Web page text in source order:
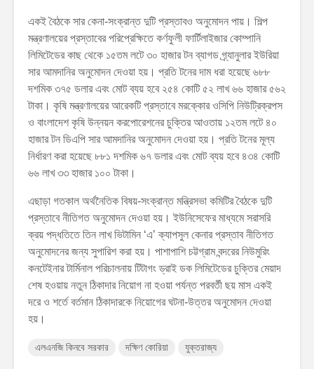
একই বৈঠকে সার কেনা-সংক্রান্ত দুটি প্রস্তাবও অনুমোদন পায়। শিল্প
মন্ত্রণালয়ের প্রস্তাবের পরিপ্রেক্ষিতে কর্ণফুলী ফার্টিলাইজার কোম্পানি
লিমিটেডের কাছ থেকে ১৫তম লটে ৩০ হাজার টন ব্যাগড গ্র্যানুলার ইউরিয়া
সার আমদানির অনুমোদন দেওয়া হয়। প্রতি টনের দাম ধরা হয়েছে ৬৮৮
দশমিক ৩৭৫ ডলার এবং মোট ব্যয় হবে ২৫৪ কোটি ৫২ লাখ ৬৬ হাজার ৫৬২
টাকা। কৃষি মন্ত্রণালয়ের আরেকটি প্রস্তাবে মরক্কোর ওসিপি নিউট্রিক্রপস
ও বাংলাদেশ কৃষি উন্নয়ন করপোরেশনের চুক্তির আওতায় ১২তম লটে ৪০
হাজার টন ডিএপি সার আমদানির অনুমোদন দেওয়া হয়। প্রতি টনের মূল্য
নির্ধারণ করা হয়েছে ৮৮১ দশমিক ৬৭ ডলার এবং মোট ব্যয় হবে ৪৩৪ কোটি
৬৬ লাখ ৩৩ হাজার ১০০ টাকা।
এছাড়া গতকাল অর্থনৈতিক বিষয়-সংক্রান্ত মন্ত্রিসভা কমিটির বৈঠকে দুটি
প্রস্তাবে নীতিগত অনুমোদন দেওয়া হয়। ইউনিসেফের মাধ্যমে সরাসরি
ক্রয় পদ্ধতিতে তিন লাখ ভিটামিন ‘এ’ ক্যাপসুল কেনার প্রস্তাব নীতিগত
অনুমোদনের জন্য সুপারিশ করা হয়। পাশাপাশি চট্টগ্রাম বন্দরের নিউমুরিং
কনটেইনার টার্মিনাল পরিচালনায় টিটাগং ড্রাই ডক লিমিটেডের চুক্তির মেয়াদ
শেষ হওয়ায় নতুন ঠিকাদার নিয়োগ না হওয়া পর্যন্ত পরবর্তী ছয় মাস একই
দরে ও শর্তে বর্তমান ঠিকাদারকে নিয়োগের ঘটনা-উত্তর অনুমোদন দেওয়া
হয়।
এলএনজি কিনবে সরকার দক্ষিণ কোরিয়া যুক্তরাজ্য